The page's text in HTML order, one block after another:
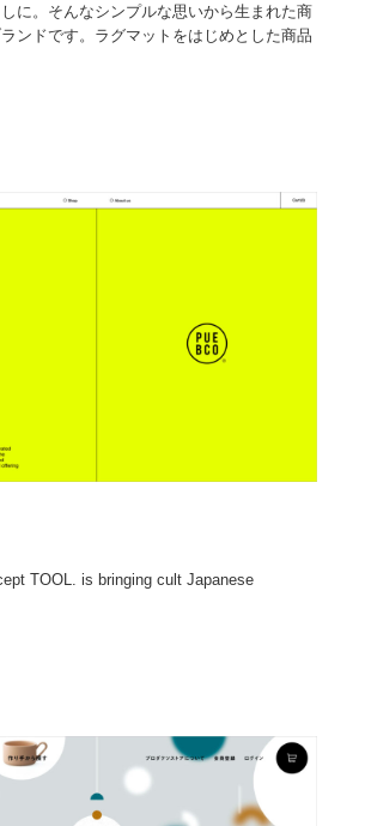
に。そんなシンプルな思いから生まれた商
ンドです。ラグマットをはじめとした商品
TOOL. is bringing cult Japanese